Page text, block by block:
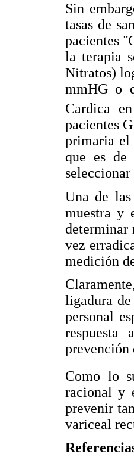
Sin
tasas de
pacientes
la terapia
Nitratos)
mmHG o
Cardica
pacientes
primaria el
que es
Una de
muestra y
determinar
vez
medición
ligadura
personal
prevención
Como lo
racional y
prevenir
variceal